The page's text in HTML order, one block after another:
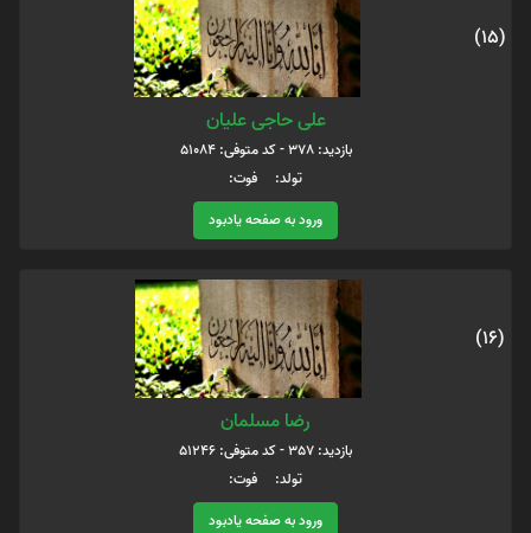
(15)
علی حاجی علیان
بازدید: 378 - کد متوفی: 51084
تولد: فوت:
ورود به صفحه یادبود
(16)
رضا مسلمان
بازدید: 357 - کد متوفی: 51246
تولد: فوت:
ورود به صفحه یادبود